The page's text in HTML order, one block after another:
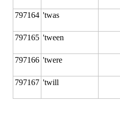
797164 'twas
797165 'tween
797166 'twere
797167 'twill